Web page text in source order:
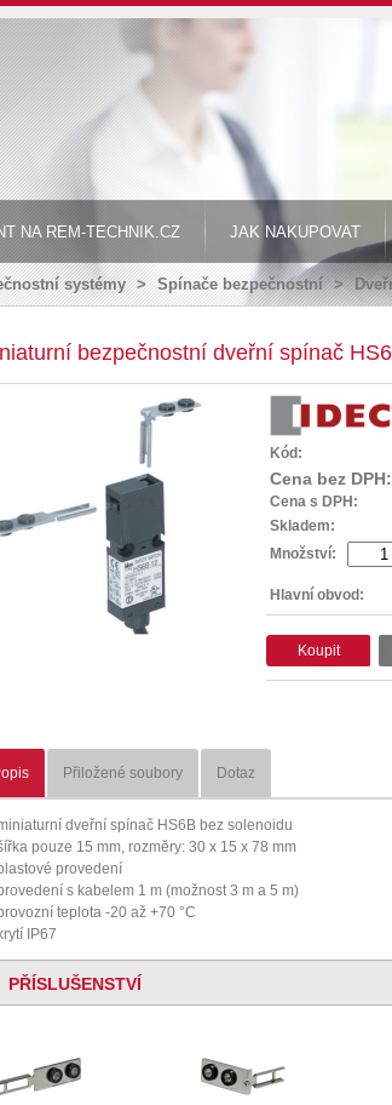
NA REM-TECHNIK.CZ JAK NAKUPOVAT
systémy > Spínače bezpečnostní >
bezpečnostní dveřní spínač
Kód:
Cena bez DPH:
Cena s DPH:
Skladem:
Množství:
Hlavní obvod:
Koupit
Přiložené soubory Dotaz
dveřní spínač HS6B bez solenoidu
pouze 15 mm, rozměry: 30 x 15 x 78 mm
provedení
s kabelem 1 m (možnost 3 m a 5 m)
teplota -20 až +70 °C
IP67
PŘÍSLUŠENSTVÍ